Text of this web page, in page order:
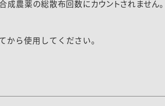
農薬の総散布回数にカウントされません。
ら使用してください。